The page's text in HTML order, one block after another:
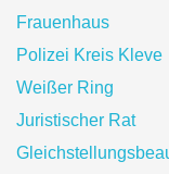
Frauenhaus
Polizei Kreis Kleve
Weißer Ring
Juristischer Rat